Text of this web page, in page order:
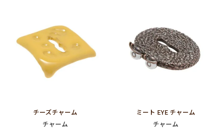
チーズチャーム
チャーム
ミート EYE チャーム
チャーム